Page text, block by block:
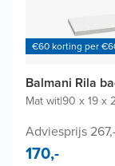
€60 korting per
Balmani Rila
Mat wit|90 x 19 x
Adviesprijs
170,-